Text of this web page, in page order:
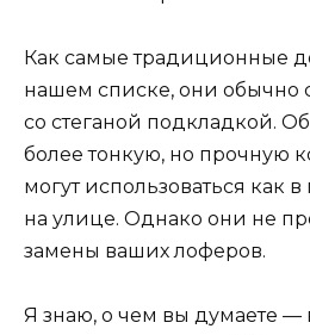
Как самые традиционные
нашем списке, они обычно
со стеганой подкладкой.
более тонкую, но прочную
могут использоваться как
на улице. Однако они не
замены ваших лоферов.
Я знаю, о чем вы думаете —